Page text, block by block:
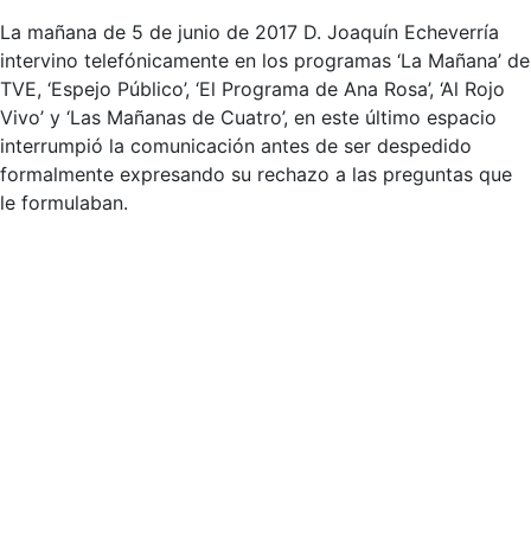
La mañana de 5 de junio de 2017 D. Joaquín Echeverría
intervino telefónicamente en los programas ‘La Mañana’ de
TVE, ‘Espejo Público’, ‘El Programa de Ana Rosa’, ‘Al Rojo
Vivo’ y ‘Las Mañanas de Cuatro’, en este último espacio
interrumpió la comunicación antes de ser despedido
formalmente expresando su rechazo a las preguntas que
le formulaban.